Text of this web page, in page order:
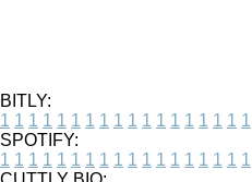
BITLY:
1 1 1 1 1 1 1 1 1 1 1 1 1 1 1 1 1 1
SPOTIFY:
1 1 1 1 1 1 1 1 1 1 1 1 1 1 1 1 1 1